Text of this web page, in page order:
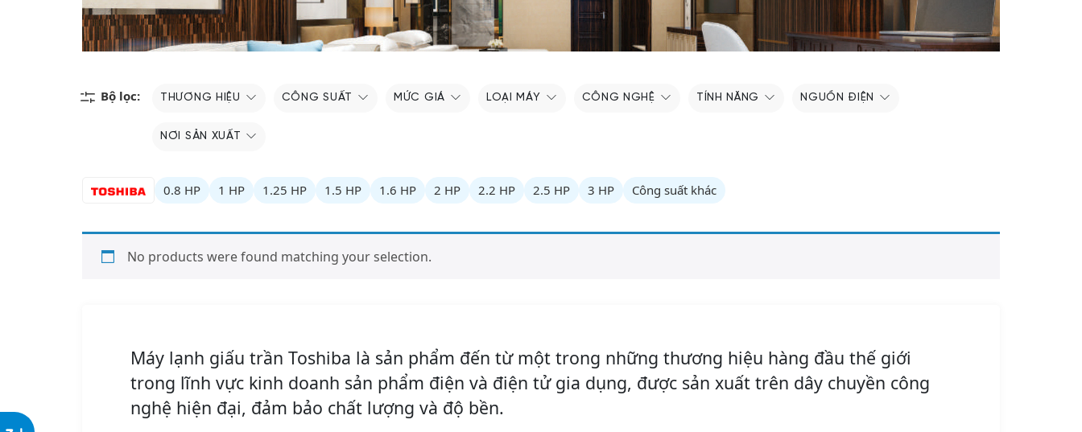
Bộ lọc: THƯƠNG HIỆU CÔNG SUẤT MỨC GIÁ LOẠI MÁY CÔNG NGHỆ TÍNH NĂNG NGUỒN ĐIỆN
NƠI SẢN XUẤT
0.8 HP 1 HP 1.25 HP 1.5 HP 1.6 HP 2 HP 2.2 HP 2.5 HP 3 HP Công suất khác
No products were found matching your selection.
Máy lạnh giấu trần Toshiba là sản phẩm đến từ một trong những thương hiệu hàng đầu thế giới
trong lĩnh vực kinh doanh sản phẩm điện và điện tử gia dụng, được sản xuất trên dây chuyền công
nghệ hiện đại, đảm bảo chất lượng và độ bền.